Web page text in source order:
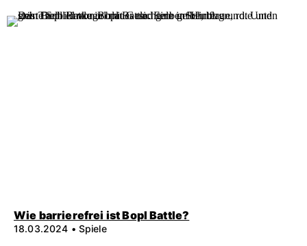
Wie barrierefrei ist Bopl Battle?
18.03.2024 • Spiele